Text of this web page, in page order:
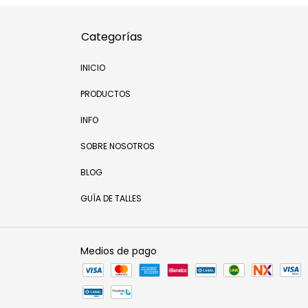
Categorías
INICIO
PRODUCTOS
INFO
SOBRE NOSOTROS
BLOG
GUÍA DE TALLES
Medios de pago